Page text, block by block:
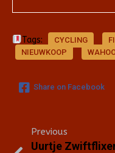
Tags: CYCLING
NIEUWKOOP
Share on Facebook
Previous
Uurtje